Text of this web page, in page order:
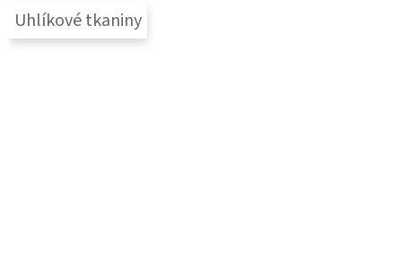
Uhlíkové tkaniny